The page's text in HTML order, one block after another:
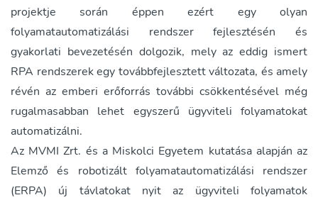
projektje során éppen ezért egy olyan
folyamatautomatizálási rendszer fejlesztésén és
gyakorlati bevezetésén dolgozik, mely az eddig ismert
RPA rendszerek egy továbbfejlesztett változata, és amely
révén az emberi erőforrás további csökkentésével még
rugalmasabban lehet egyszerű ügyviteli folyamatokat
automatizálni.
Az MVMI Zrt. és a Miskolci Egyetem kutatása alapján az
Elemző és robotizált folyamatautomatizálási rendszer
(ERPA) új távlatokat nyit az ügyviteli folyamatok